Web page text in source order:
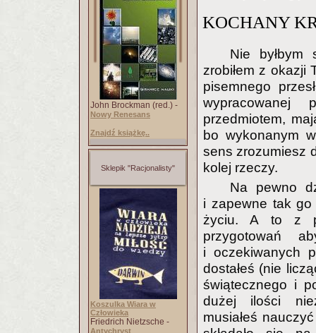
John Brockman (red.) -
Nowy Renesans
Znajdź książkę..
Sklepik "Racjonalisty"
Koszulka Wiara w
Człowieka
Friedrich Nietzsche -
Antychryst
KOCHANY
Nie
zrobiłem z okazji
pisemnego
wypracowanej
przedmiotem,
bo wykonanym
sens zrozumiesz
kolej rzeczy.
Na pewno
i zapewne tak
życiu. A to z
przygotowań
i oczekiwanych
dostałeś (nie
świątecznego i
dużej ilości
musiałeś